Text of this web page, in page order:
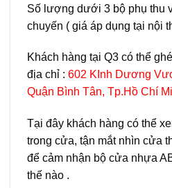
Số lượng dưới 3 bộ phụ thu
chuyến ( giá áp dụng tại nội
Khách hàng tại Q3 có thể
địa chỉ : 602 KInh Dương
Quận Bình Tân, Tp.Hồ Chí
Tại đây khách hàng có thể
trong cửa, tận mắt nhìn cửa
để cảm nhận bộ cửa nhựa
thế nào .